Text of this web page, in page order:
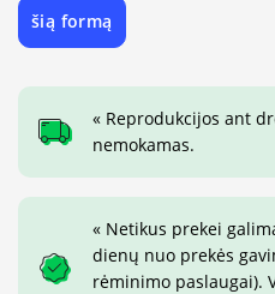
šią formą
« Reprodukcijos ant
nemokamas.
« Netikus prekei
dienų nuo prekės
rėminimo paslaugai).